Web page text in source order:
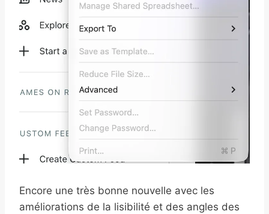
Encore une très bonne nouvelle avec les
améliorations de la lisibilité et des angles des